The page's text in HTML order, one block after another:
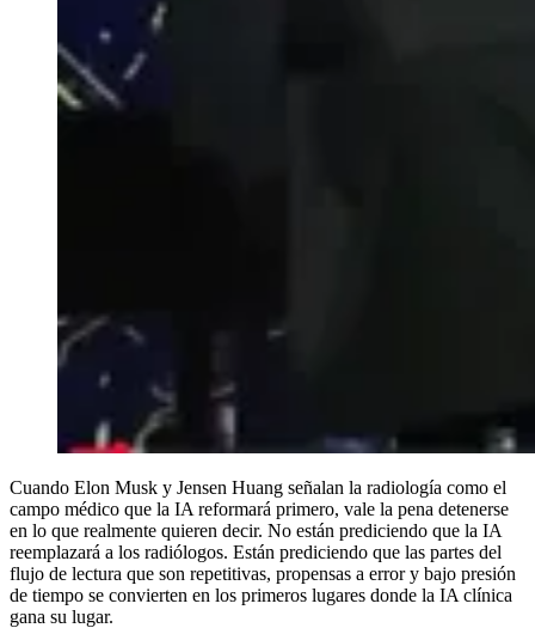
Cuando Elon Musk y Jensen Huang señalan la radiología como el
campo médico que la IA reformará primero, vale la pena detenerse
en lo que realmente quieren decir. No están prediciendo que la IA
reemplazará a los radiólogos. Están prediciendo que las partes del
flujo de lectura que son repetitivas, propensas a error y bajo presión
de tiempo se convierten en los primeros lugares donde la IA clínica
gana su lugar.